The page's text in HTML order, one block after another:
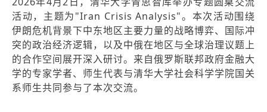
活动，主题为"Iran Crisis Analysis"。本次活动围绕
伊朗危机背景下中东地区主要力量的战略博弈、国际冲
突的政治经济逻辑，以及中俄在地区与全球治理议题上
的合作空间展开深入研讨。来自俄罗斯联邦政府金融大
学的专家学者、师生代表与清华大学社会科学学院国关
系师生共同参与了本次交流。